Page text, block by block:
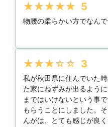
★★★★★ 5
物腰の柔らかい方でなん
★★★★★ 3
私が秋田県に住んでいた
た家にねずみが出るよう
まではいけないという事
もらうことにしました。
んがは、とても感じが良